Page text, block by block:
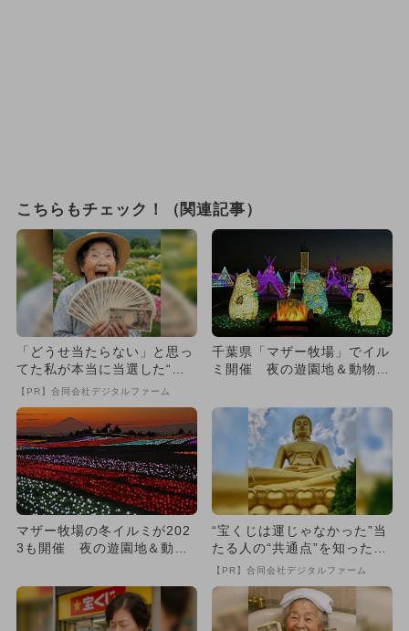
こちらもチェック！（関連記事）
「どうせ当たらない」と思っ
てた私が本当に当選した“買
い方”がこれ
【PR】合同会社デジタルファーム
千葉県「マザー牧場」でイル
ミ開催 夜の遊園地＆動物ふ
マザー牧場の冬イルミが202
3も開催 夜の遊園地＆動物
“宝くじは運じゃなかった”当
たる人の“共通点”を知っただ
け
【PR】合同会社デジタルファーム